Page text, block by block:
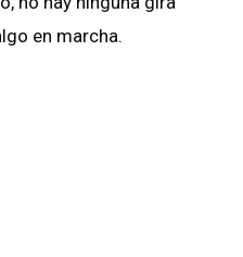
en marcha.